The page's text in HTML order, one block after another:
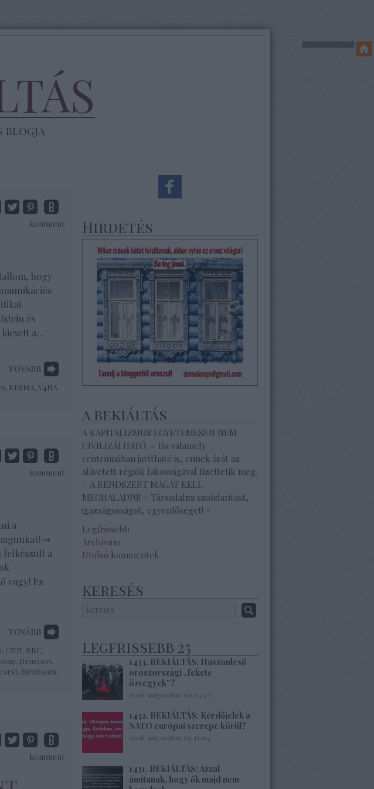
blogja
komment
hogy
és
a…
Tovább
KESMA V4NA
komment
a
⇒
felkészült a
vagy! Ez
Tovább
CNN BBC
Hruscsov,
Birnbaum
komment
Hirdetés
a bekiáltás
A KAPITALIZMUS EGYETEMESEN NEM
CIVILIZÁLHATÓ. # Ha valamely
centrumában javítható is, ennek árát az
alávetett régiók lakosságával fizettetik meg.
# A RENDSZERT MAGÁT KELL
MEGHALADNI! # Társadalmi szolidaritást,
igazságosságot, egyenlőséget! #
Legfrissebb
Archívum
Utolsó kommentek
keresés
legfrissebb 25
1433. BEKIÁLTÁS: Haszonleső
oroszországi „fekete
özvegyek”?
2026. augusztus 06. 14:42
1432. BEKIÁLTÁS: Kérdőjelek a
NATO európai szerepe körül?
2026. augusztus 05. 13:04
1431. BEKIÁLTÁS: Azzal
ámítanak, hogy ők majd nem